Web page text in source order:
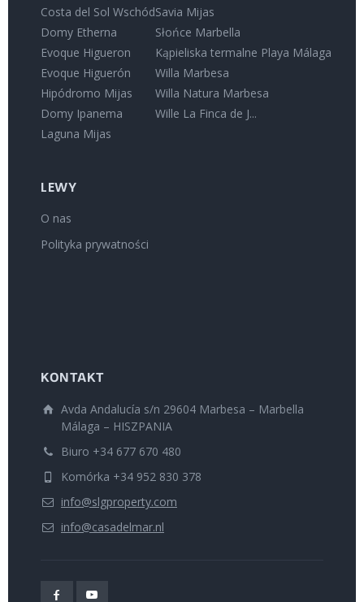
Costa del Sol Wschód
Domy Etherna
Evoque Higueron
Evoque Higuerón
Hipódromo Mijas
Domy Ipanema
Laguna Mijas
Savia Mijas
Słońce Marbella
Kąpieliska termalne Playa Málaga
Willa Marbesa
Willa Natura Marbesa
Wille La Finca de J...
LEWY
O nas
Polityka prywatności
KONTAKT
Avda Andalucía s/n 29604 Marbesa – Marbella
Málaga – HISZPANIA
Biuro +34 677 670 480
Komórka +34 952 830 378
info@slgproperty.com
info@casadelmar.nl